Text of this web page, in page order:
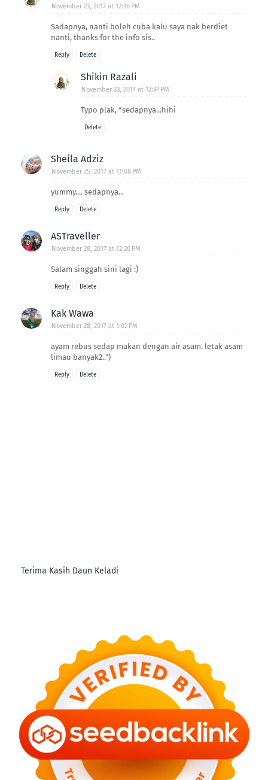
November 23, 2017 at 12:36 PM
Sadapnya, nanti boleh cuba kalu saya nak berdiet
nanti, thanks for the info sis..
Reply Delete
Shikin Razali
November 23, 2017 at 12:37 PM
Typo plak, *sedapnya...hihi
Delete
Sheila Adziz
November 25, 2017 at 11:08 PM
yummy.... sedapnya...
Reply Delete
ASTraveller
November 28, 2017 at 12:20 PM
Salam singgah sini lagi :)
Reply Delete
Kak Wawa
November 28, 2017 at 1:02 PM
ayam rebus sedap makan dengan air asam. letak asam
limau banyak2..")
Reply Delete
Terima Kasih Daun Keladi